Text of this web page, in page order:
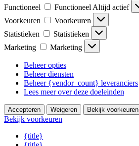
Functioneel
FunctioneelAltijd actief
Voorkeuren
Voorkeuren
Statistieken
Statistieken
Marketing
Marketing
Beheer opties
Beheer diensten
Beheer {vendor_count} leveranciers
Lees meer over deze doeleinden
Accepteren Weigeren Bekijk voorkeuren
Bekijk voorkeuren
{title}